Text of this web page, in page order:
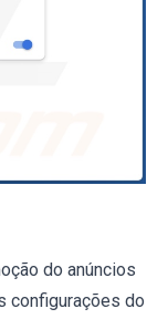
do anúncios
configurações do